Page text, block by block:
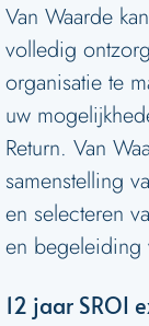
Van Waarde
volledig
organisatie te
uw
Return. Van
samenstelling
en selecteren
en begeleiding
12 jaar SROI